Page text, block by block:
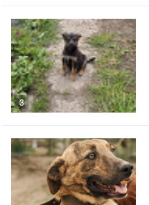
3